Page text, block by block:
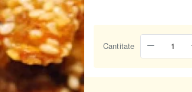
Cantitate